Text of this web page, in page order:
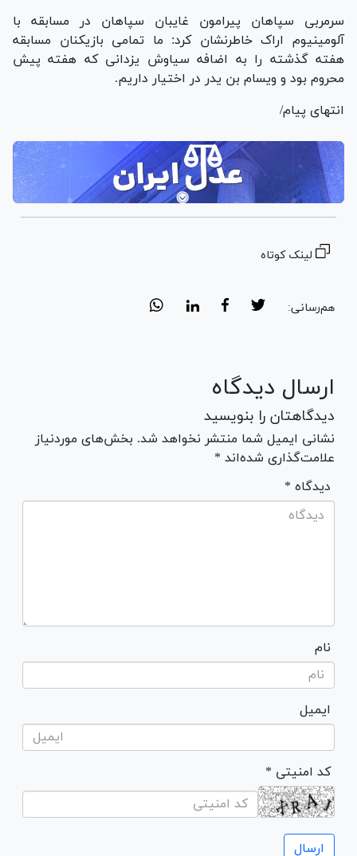
سرمربی سپاهان پیرامون غایبان سپاهان در مسابقه با
آلومینیوم اراک خاطرنشان کرد: ما تمامی بازیکنان مسابقه
هفته گذشته را به اضافه سیاوش یزدانی که هفته پیش
محروم بود و ویسام بن یدر در اختیار داریم.
انتهای پیام/
لینک کوتاه
هم‌رسانی:
ارسال دیدگاه
دیدگاهتان را بنویسید
نشانی ایمیل شما منتشر نخواهد شد. بخش‌های موردنیاز
علامت‌گذاری شده‌اند *
* دیدگاه
نام
ایمیل
* کد امنیتی